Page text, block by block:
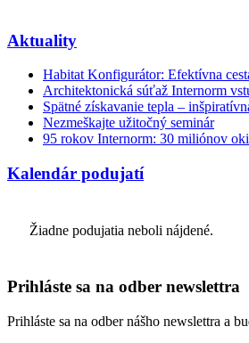
Aktuality
Habitat Konfigurátor: Efektívna
Architektonická súťaž Internorm
Spätné získavanie tepla –
Nezmeškajte užitočný seminár
95 rokov Internorm: 30 miliónov
Kalendár podujatí
Žiadne podujatia neboli nájdené.
Prihláste sa na odber newslettra
Prihláste sa na odber nášho newslettra a